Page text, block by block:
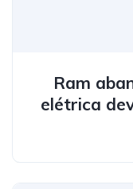
Ram
elétrica